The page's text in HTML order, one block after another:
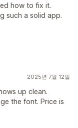
how to fix it.
such a solid app.
2025년 7월 12일
up clean.
the font. Price is